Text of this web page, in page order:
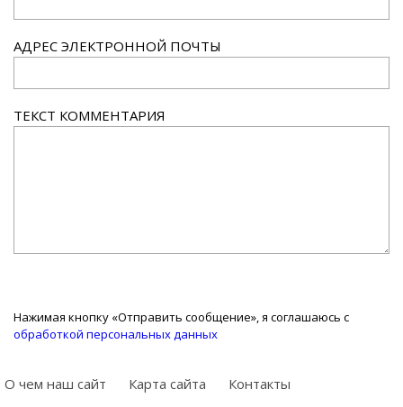
АДРЕС ЭЛЕКТРОННОЙ ПОЧТЫ
ТЕКСТ КОММЕНТАРИЯ
Нажимая кнопку «Отправить сообщение», я соглашаюсь с
обработкой персональных данных
О чем наш сайт Карта сайта Контакты